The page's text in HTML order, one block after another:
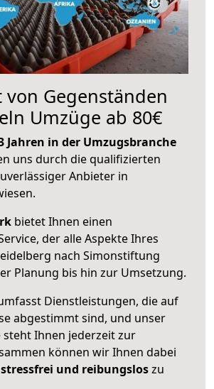
von Gegenständen
Umzüge ab 80€
Jahren in der Umzugsbranche
uns durch die qualifizierten
Anbieter in
bietet Ihnen einen
der alle Aspekte Ihres
nach Simonstiftung
Planung bis hin zur Umsetzung.
Dienstleistungen, die auf
abgestimmt sind, und unser
steht Ihnen jederzeit zur
können wir Ihnen dabei
stressfrei und reibungsloszu